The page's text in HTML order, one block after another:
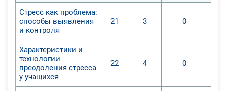
Стресс как проблема:
способы выявления
и контроля
21 3 0
Характеристики и
технологии
преодоления стресса
у учащихся
22 4 0